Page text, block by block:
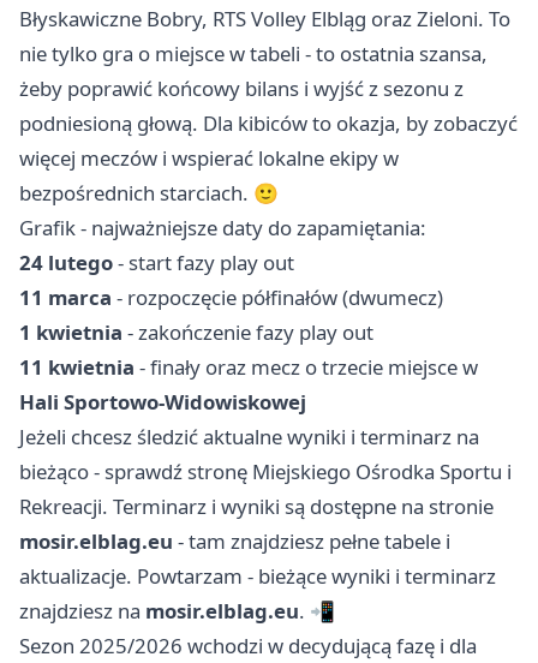
Błyskawiczne Bobry, RTS Volley Elbląg oraz Zieloni. To
nie tylko gra o miejsce w tabeli - to ostatnia szansa,
żeby poprawić końcowy bilans i wyjść z sezonu z
podniesioną głową. Dla kibiców to okazja, by zobaczyć
więcej meczów i wspierać lokalne ekipy w
bezpośrednich starciach. 🙂
Grafik - najważniejsze daty do zapamiętania:
24 lutego- start fazy play out
11 marca - rozpoczęcie półfinałów (dwumecz)
1 kwietnia - zakończenie fazy play out
11 kwietnia - finały oraz mecz o trzecie miejsce w
Hali Sportowo-Widowiskowej
Jeżeli chcesz śledzić aktualne wyniki i terminarz na
bieżąco - sprawdź stronę Miejskiego Ośrodka Sportu i
Rekreacji. Terminarz i wyniki są dostępne na stronie
mosir.elblag.eu - tam znajdziesz pełne tabele i
aktualizacje. Powtarzam - bieżące wyniki i terminarz
znajdziesz na mosir.elblag.eu. 📲
Sezon 2025/2026 wchodzi w decydującą fazę i dla